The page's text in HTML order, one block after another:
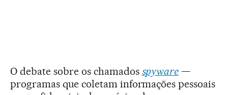
O debate sobre os chamados spyware —
programas que coletam informações pessoais